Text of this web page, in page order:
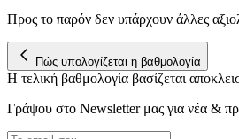
Προς το παρόν δεν υπάρχουν άλλες
Πώς υπολογίζεται η βαθμολογία
Η τελική βαθμολογία βασίζεται
Γράψου στο Νewsletter μας για νέα &